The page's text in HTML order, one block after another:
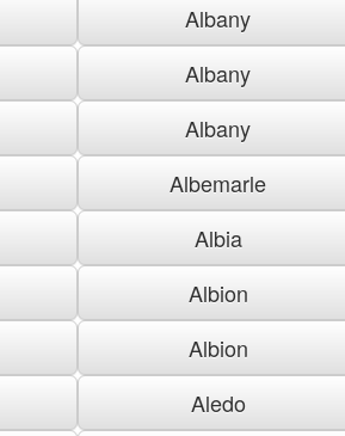
Albany
Albany
Albany
Albemarle
Albia
Albion
Albion
Aledo